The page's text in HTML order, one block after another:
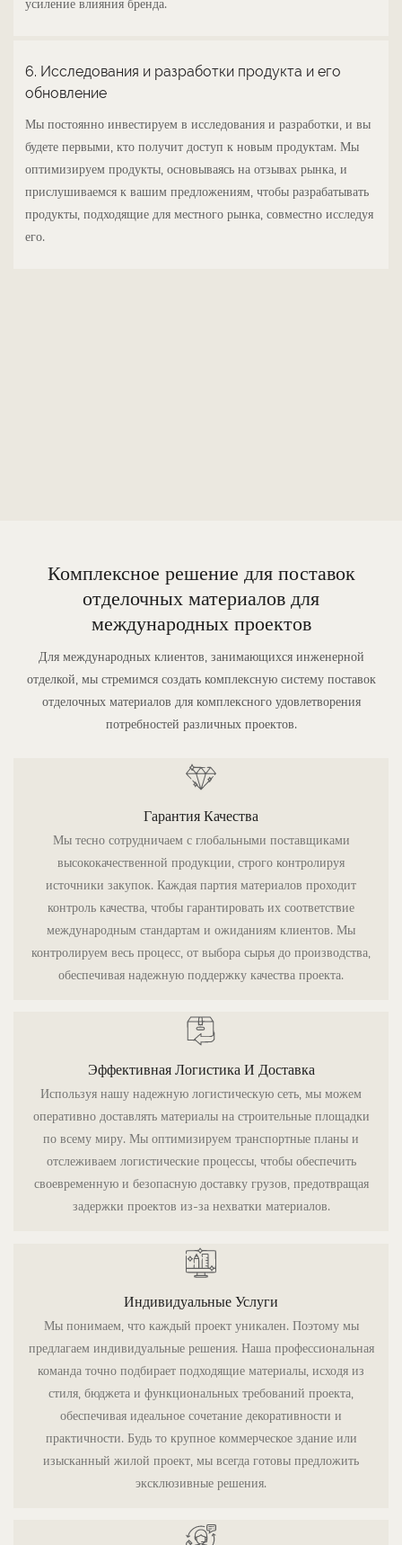
усиление влияния бренда.
6. Исследования и разработки продукта и его
обновление
Мы постоянно инвестируем в исследования и разработки, и вы
будете первыми, кто получит доступ к новым продуктам. Мы
оптимизируем продукты, основываясь на отзывах рынка, и
прислушиваемся к вашим предложениям, чтобы разрабатывать
продукты, подходящие для местного рынка, совместно исследуя
его.
Комплексное решение для поставок
отделочных материалов для
международных проектов
Для международных клиентов, занимающихся инженерной
отделкой, мы стремимся создать комплексную систему поставок
отделочных материалов для комплексного удовлетворения
потребностей различных проектов.
Гарантия Качества
Мы тесно сотрудничаем с глобальными поставщиками
высококачественной продукции, строго контролируя
источники закупок. Каждая партия материалов проходит
контроль качества, чтобы гарантировать их соответствие
международным стандартам и ожиданиям клиентов. Мы
контролируем весь процесс, от выбора сырья до производства,
обеспечивая надежную поддержку качества проекта.
Эффективная Логистика И Доставка
Используя нашу надежную логистическую сеть, мы можем
оперативно доставлять материалы на строительные площадки
по всему миру. Мы оптимизируем транспортные планы и
отслеживаем логистические процессы, чтобы обеспечить
своевременную и безопасную доставку грузов, предотвращая
задержки проектов из-за нехватки материалов.
Индивидуальные Услуги
Мы понимаем, что каждый проект уникален. Поэтому мы
предлагаем индивидуальные решения. Наша профессиональная
команда точно подбирает подходящие материалы, исходя из
стиля, бюджета и функциональных требований проекта,
обеспечивая идеальное сочетание декоративности и
практичности. Будь то крупное коммерческое здание или
изысканный жилой проект, мы всегда готовы предложить
эксклюзивные решения.